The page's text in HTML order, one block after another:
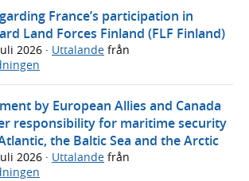
France’s participation in
Land Forces Finland (FLF Finland)
2026 · Uttalande från
by European Allies and Canada
responsibility for maritime security
the Baltic Sea and the Arctic
2026 · Uttalande från